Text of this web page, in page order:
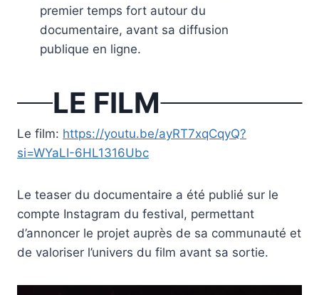
premier temps fort autour du
documentaire, avant sa diffusion
publique en ligne.
LE FILM
Le film: https://youtu.be/ayRT7xqCqyQ?
si=WYaLI-6HL1316Ubc
Le teaser du documentaire a été publié sur le
compte Instagram du festival, permettant
d’annoncer le projet auprès de sa communauté et
de valoriser l’univers du film avant sa sortie.